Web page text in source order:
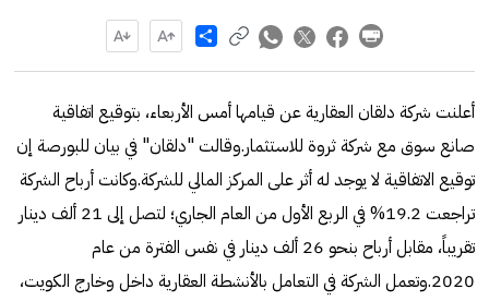
Share
أعلنت شركة دلقان العقارية عن قيامها أمس الأربعاء، بتوقيع اتفاقية
صانع سوق مع شركة ثروة للاستثمار.وقالت "دلقان" في بيان للبورصة إن
توقيع الاتفاقية لا يوجد له أثر على المركز المالي للشركة.وكانت أرباح الشركة
تراجعت 19.2% في الربع الأول من العام الجاري؛ لتصل إلى 21 ألف دينار
تقريباً، مقابل أرباح بنحو 26 ألف دينار في نفس الفترة من عام
2020.وتعمل الشركة في التعامل بالأنشطة العقارية داخل وخارج الكويت،